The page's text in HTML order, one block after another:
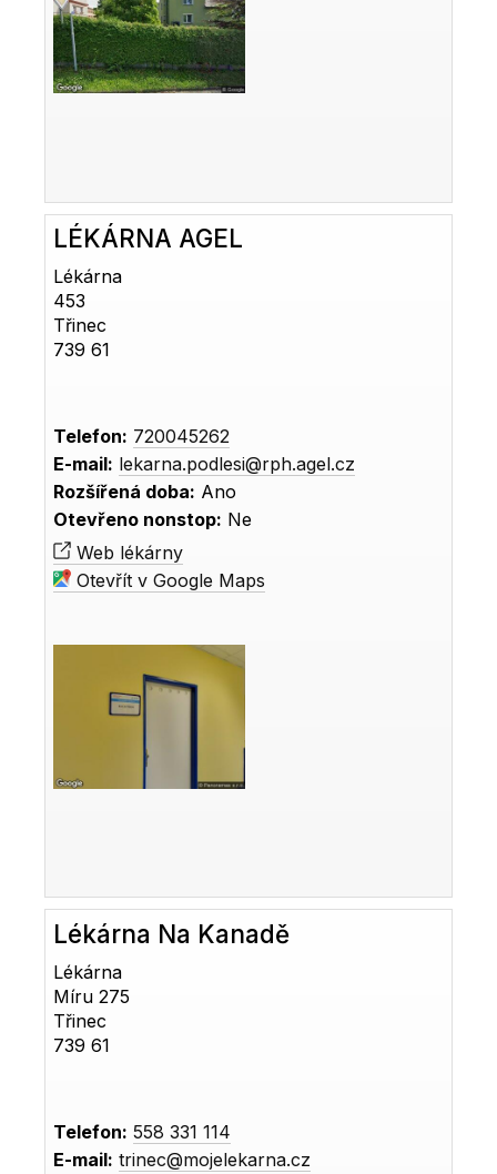
LÉKÁRNA AGEL
Lékárna
453
Třinec
739 61
Telefon: 720045262
E-mail: lekarna.podlesi@rph.agel.cz
Rozšířená doba: Ano
Otevřeno nonstop: Ne
Web lékárny
Otevřít v Google Maps
Lékárna Na Kanadě
Lékárna
Míru 275
Třinec
739 61
Telefon: 558 331 114
E-mail: trinec@mojelekarna.cz